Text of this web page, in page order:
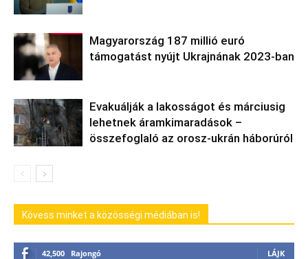
Magyarország 187 millió euró
támogatást nyújt Ukrajnának 2023-ban
Evakuálják a lakosságot és márciusig
lehetnek áramkimaradások –
összefoglaló az orosz-ukrán háborúról
Kövess minket a közösségi médiában is!
42,500 Rajongó LÁJK